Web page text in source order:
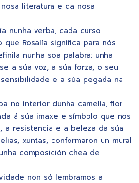
literatura e da nosa
nunha verba, cada curso
Rosalía significa para nós
nunha soa palabra: unha
a súa voz, a súa forza, o seu
e a súa pegada na
no interior dunha camelia, flor
á súa imaxe e símbolo que nos
a resistencia e a beleza da súa
xuntas, conformaron un mural
composición chea de
non só lembramos a